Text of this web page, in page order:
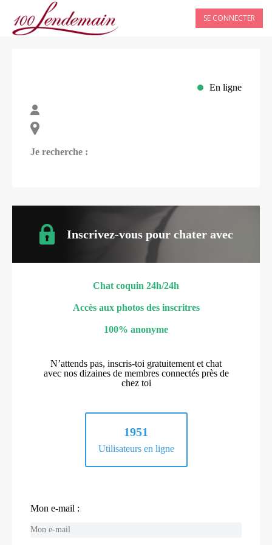
SE CONNECTER
En ligne
Je recherche :
Inscrivez-vous pour chater avec
Chat coquin 24h/24h
Accès aux photos des inscritres
100% anonyme
N’attends pas, inscris-toi gratuitement et chat
avec nos dizaines de membres connectés près de
chez toi
1951
Utilisateurs en ligne
Mon e-mail :